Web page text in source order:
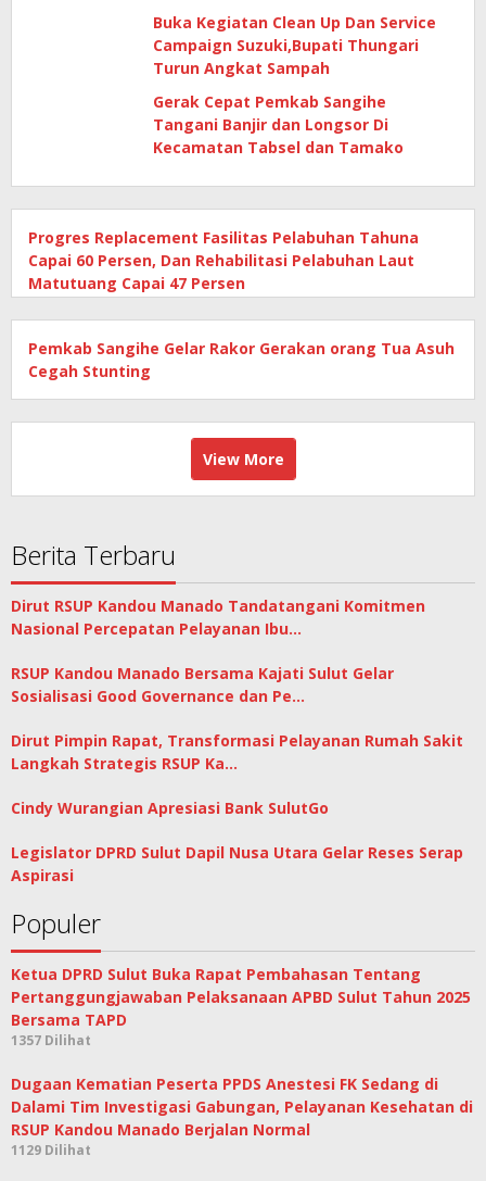
Buka Kegiatan Clean Up Dan Service
Campaign Suzuki,Bupati Thungari
Turun Angkat Sampah
Gerak Cepat Pemkab Sangihe
Tangani Banjir dan Longsor Di
Kecamatan Tabsel dan Tamako
Progres Replacement Fasilitas Pelabuhan Tahuna
Capai 60 Persen, Dan Rehabilitasi Pelabuhan Laut
Matutuang Capai 47 Persen
Pemkab Sangihe Gelar Rakor Gerakan orang Tua Asuh
Cegah Stunting
View More
Berita Terbaru
Dirut RSUP Kandou Manado Tandatangani Komitmen
Nasional Percepatan Pelayanan Ibu…
RSUP Kandou Manado Bersama Kajati Sulut Gelar
Sosialisasi Good Governance dan Pe…
Dirut Pimpin Rapat, Transformasi Pelayanan Rumah Sakit
Langkah Strategis RSUP Ka…
Cindy Wurangian Apresiasi Bank SulutGo
Legislator DPRD Sulut Dapil Nusa Utara Gelar Reses Serap
Aspirasi
Populer
Ketua DPRD Sulut Buka Rapat Pembahasan Tentang
Pertanggungjawaban Pelaksanaan APBD Sulut Tahun 2025
Bersama TAPD
1357 Dilihat
Dugaan Kematian Peserta PPDS Anestesi FK Sedang di
Dalami Tim Investigasi Gabungan, Pelayanan Kesehatan di
RSUP Kandou Manado Berjalan Normal
1129 Dilihat